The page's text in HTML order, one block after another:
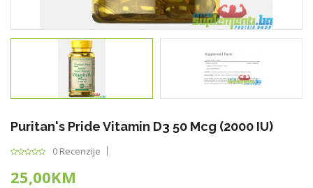
Puritan's Pride Vitamin D3 50 Mcg (2000 IU)
0 Recenzije
25,00KM